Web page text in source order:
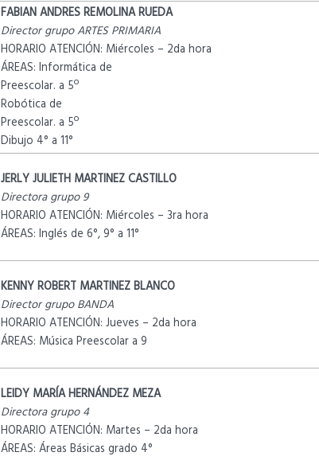
FABIAN ANDRES REMOLINA RUEDA
Director grupo ARTES PRIMARIA
HORARIO ATENCIÓN: Miércoles – 2da hora
ÁREAS: Informática de
Preescolar. a 5º
Robótica de
Preescolar. a 5º
Dibujo 4° a 11°
JERLY JULIETH MARTINEZ CASTILLO
Directora grupo 9
HORARIO ATENCIÓN: Miércoles – 3ra hora
ÁREAS: Inglés de 6°, 9° a 11°
KENNY ROBERT MARTINEZ BLANCO
Director grupo BANDA
HORARIO ATENCIÓN: Jueves – 2da hora
ÁREAS: Música Preescolar a 9
LEIDY MARÍA HERNÁNDEZ MEZA
Directora grupo 4
HORARIO ATENCIÓN: Martes – 2da hora
ÁREAS: Áreas Básicas grado 4°